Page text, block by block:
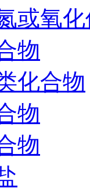
或氧
物
化合物
物
物